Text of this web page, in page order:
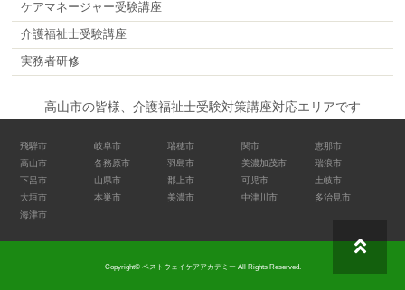
ケアマネージャー受験講座
介護福祉士受験講座
実務者研修
高山市の皆様、介護福祉士受験対策講座対応エリアです
飛騨市
高山市
下呂市
大垣市
海津市
岐阜市
各務原市
山県市
本巣市
瑞穂市
羽島市
郡上市
美濃市
関市
美濃加茂市
可児市
中津川市
恵那市
瑞浪市
土岐市
多治見市
Copyright© ベストウェイケアアカデミー All Rights Reserved.